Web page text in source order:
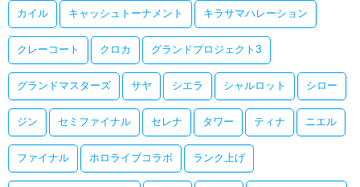
カイル キャッシュトーナメント キラサマハレーション
クレーコート クロカ グランドプロジェクト3
グランドマスターズ サヤ シエラ シャルロット シロー
ジン セミファイナル セレナ タワー ティナ ニエル
ファイナル ホロライブコラボ ランク上げ